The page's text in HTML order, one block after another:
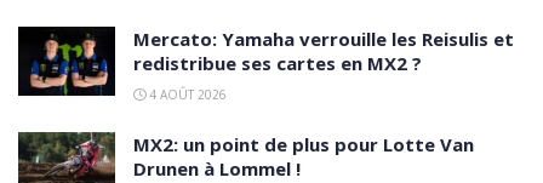
Mercato: Yamaha verrouille les Reisulis et
redistribue ses cartes en MX2 ?
4 AOÛT 2026
MX2: un point de plus pour Lotte Van
Drunen à Lommel !